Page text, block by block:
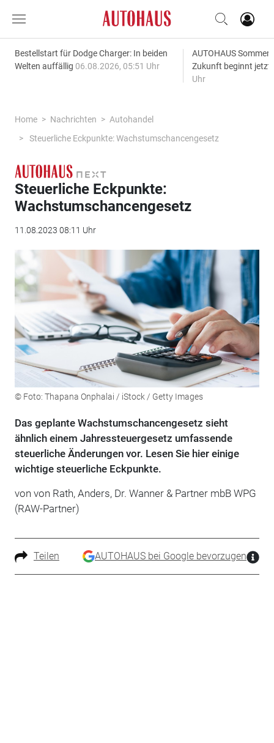
Bestellstart für Dodge Charger: In beiden
Welten auffällig 06.08.2026, 05:51 Uhr
AUTOHAUS
Zukunft beginnt jetzt
Uhr
Home Nachrichten
Autohandel
Steuerliche Eckpunkte: Wachstumschancengesetz
Steuerliche Eckpunkte:
Wachstumschancengesetz
11.08.2023 08:11 Uhr
© Foto: Thapana Onphalai / iStock / Getty Images
Das geplante Wachstumschancengesetz sieht
ähnlich einem Jahressteuergesetz umfassende
steuerliche Änderungen vor. Lesen Sie hier einige
wichtige steuerliche Eckpunkte.
von von Rath, Anders, Dr. Wanner & Partner mbB WPG
(RAW-Partner)
Teilen AUTOHAUS bei Google bevorzugen